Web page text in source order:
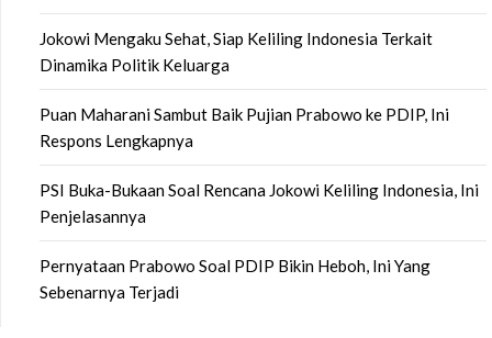
Jokowi Mengaku Sehat, Siap Keliling Indonesia Terkait
Dinamika Politik Keluarga
Puan Maharani Sambut Baik Pujian Prabowo ke PDIP, Ini
Respons Lengkapnya
PSI Buka-Bukaan Soal Rencana Jokowi Keliling Indonesia, Ini
Penjelasannya
Pernyataan Prabowo Soal PDIP Bikin Heboh, Ini Yang
Sebenarnya Terjadi